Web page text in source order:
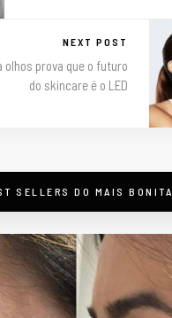
NEXT POST
olhos prova que o futuro
do skincare é o LED
SELLERS DO MAIS BONITA